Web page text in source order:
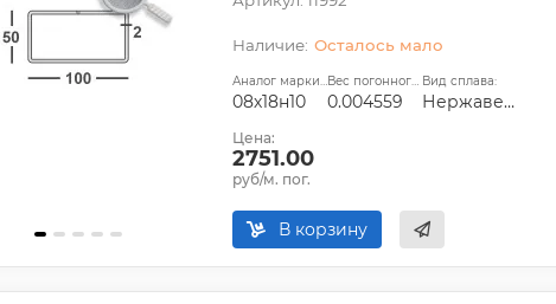
Осталось мало
Аналог марки стали:
08х18н10
Вес погонного метра, т.:
0.004559
Вид сплава:
Нержавеющая сталь
Цена:
2751.00
руб/м. пог.
В корзину